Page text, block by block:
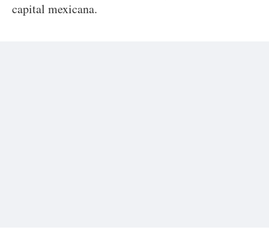
capital mexicana.